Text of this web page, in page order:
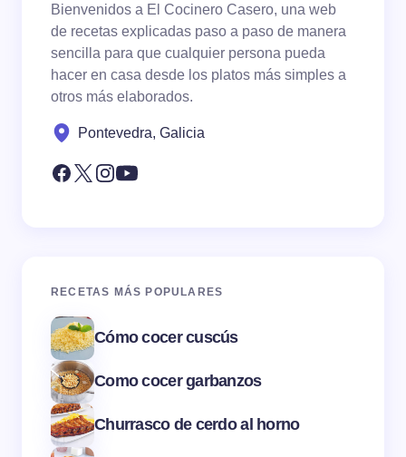
Bienvenidos a El Cocinero Casero, una web
de recetas explicadas paso a paso de manera
sencilla para que cualquier persona pueda
hacer en casa desde los platos más simples a
otros más elaborados.
Pontevedra, Galicia
RECETAS MÁS POPULARES
Cómo cocer cuscús
Como cocer garbanzos
Churrasco de cerdo al horno